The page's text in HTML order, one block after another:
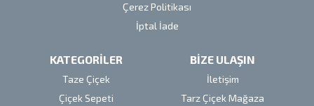
Çerez Politikası
İptal İade
KATEGORİLER
Taze Çiçek
Çiçek Sepeti
BİZE ULAŞIN
İletişim
Tarz Çiçek Mağaza